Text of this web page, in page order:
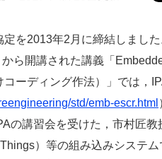
定を2013年2 月に締結しました
から開講された講義「
ーディング作法） 」では，
std/emb-escr.html
の講習会を受けた，市村匠教
）等の組み込みシステ